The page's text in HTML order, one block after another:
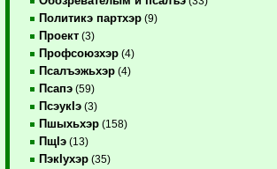
Политикэ партхэр (9)
Проект (3)
Профсоюзхэр (4)
Псалъэжьхэр (4)
Псапэ (59)
ПсэукIэ (3)
Пшыхьхэр (158)
ПщIэ (13)
ПэкIухэр (35)